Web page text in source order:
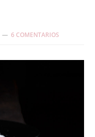
6 COMENTARIOS